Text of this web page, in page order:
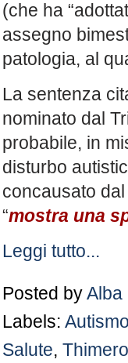
(che ha
assegno
patologia, al
La sentenza
nominato dal
probabile, in
disturbo
concausato
“mostra una
Leggi tutto...
Posted by Alba
Labels:
Salute,